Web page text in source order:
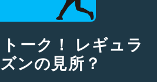
ーク！ レギュラ
ンの見所？